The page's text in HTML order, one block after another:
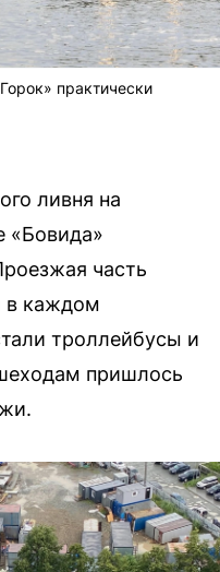
практически
ливня на
«Бовида»
часть
в каждом
троллейбусы и
пришлось